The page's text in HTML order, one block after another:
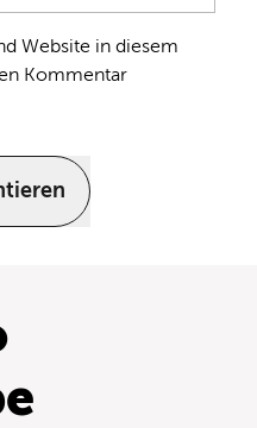
Website in diesem
Kommentar